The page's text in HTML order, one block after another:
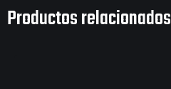
Productos relacionados